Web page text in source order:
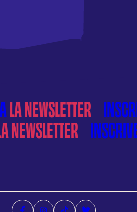
LA NEWSLETTER
LA NEWSLETTER